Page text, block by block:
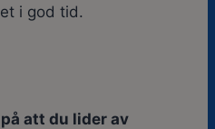
i god tid.
att du lider av